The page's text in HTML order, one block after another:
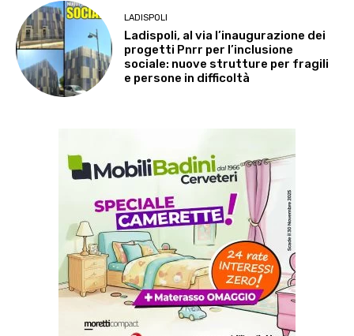
LADISPOLI
Ladispoli, al via l’inaugurazione dei
progetti Pnrr per l’inclusione
sociale: nuove strutture per fragili
e persone in difficoltà